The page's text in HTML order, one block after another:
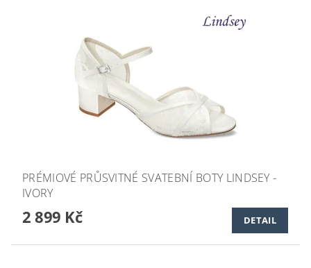
PRÉMIOVÉ PRŮSVITNÉ SVATEBNÍ BOTY LINDSEY -
IVORY
2 899 Kč DETAIL